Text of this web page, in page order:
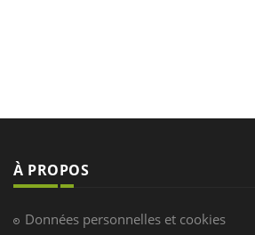
À PROPOS
Données personnelles et cookies